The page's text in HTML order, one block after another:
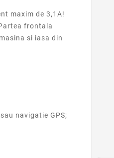
maxim de 3,1A!
frontala
si iasa din
navigatie GPS;